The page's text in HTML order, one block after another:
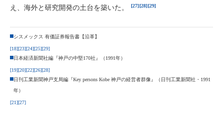
え、海外と研究開発の土台を築いた。
[27][28][29]
シスメックス 有価証券報告書【沿革】
[18][23][24][25][29]
日本経済新聞社編『神戸の中堅170社』（1991年）
[19][20][22][26][28]
日刊工業新聞神戸支局編『Key persons Kobe 神戸の経営者群像』（日刊工業新聞社・1991
年）
[21][27]